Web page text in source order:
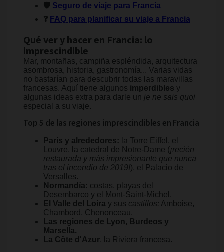
🛡️ Seguro de viaje para Francia
❓ FAQ para planificar su viaje a Francia
Qué ver y hacer en Francia: lo
imprescindible
Mar, montañas, campiña espléndida, arquitectura
asombrosa, historia, gastronomía... Varias vidas
no bastarían para descubrir todas las maravillas
francesas. Aquí tiene algunos imperdibles y
algunas ideas extra para darle un je ne sais quoi
especial a su viaje.
Top 5 de las regiones imprescindibles en Francia
París y alrededores: la Torre Eiffel, el
Louvre, la catedral de Notre-Dame (¡recién
restaurada y más impresionante que nunca
tras el incendio de 2019!), el Palacio de
Versalles.
Normandía: costas, playas del
Desembarco y el Mont-Saint-Michel.
El Valle del Loira y sus castillos: Amboise,
Chambord, Chenonceau.
Las regiones de Lyon, Burdeos y
Marsella.
La Côte d'Azur, la Riviera francesa.